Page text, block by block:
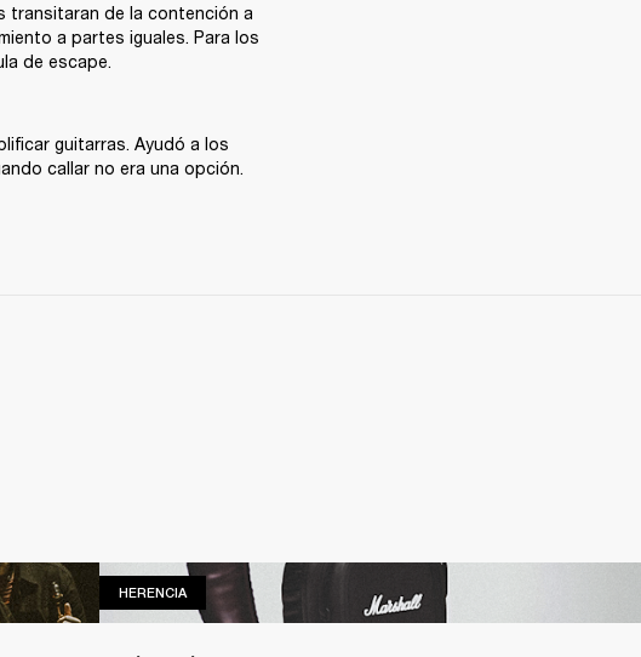
transitaran de la contención a
a partes iguales. Para los
de escape.
guitarras. Ayudó a los
callar no era una opción.
HERENCIAHERENCIA